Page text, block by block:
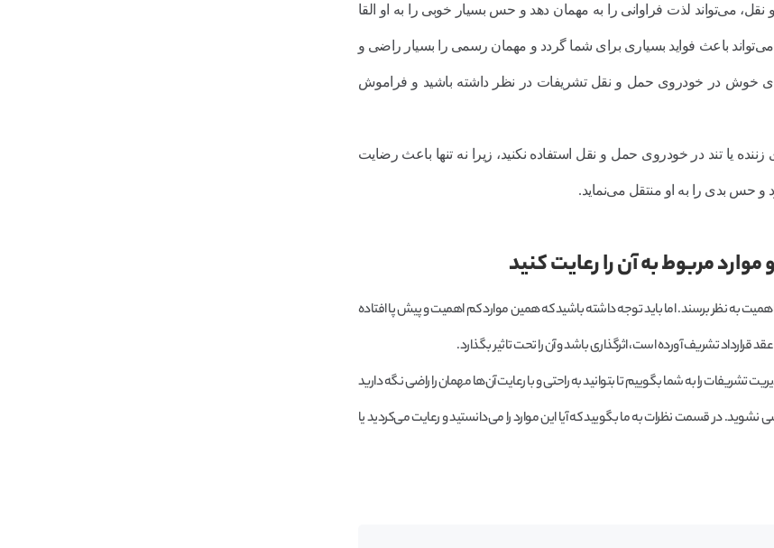
می‌تواند لذت فراوانی را به مهمان دهد و حس بسیار خوبی را به او القا
می‌تواند باعث فواید بسیاری برای شما گردد و مهمان رسمی را بسیار راضی و
خوش در خودروی حمل و نقل تشریفات در نظر داشته باشید و فراموش
یا تند در خودروی حمل و نقل استفاده نکنید، زیرا نه تنها باعث رضایت
بدی را به او منتقل می‌نماید.
مربوط به آن را رعایت کنید
به نظر برسند. اما باید توجه داشته باشید که همین موارد کم اهمیت و پیش پا افتاده
تشریف آورده است، اثرگذاری باشد و آن را تحت تاثیر بگذارد.
تشریفات را به شما بگوییم تا بتوانید به راحتی و با رعایت آن‌ها مهمان را راضی نگه‌ دارید
نشوید. در قسمت نظرات به ما بگویید که آیا این موارد را می‌دانستید و رعایت می‌کردید یا